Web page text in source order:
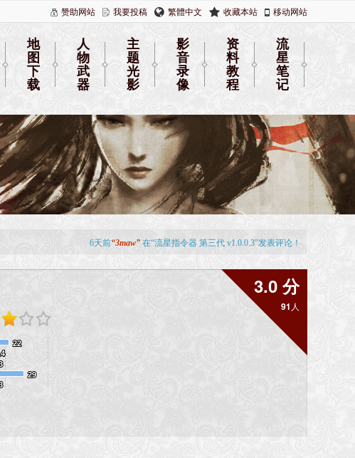
赞助网站 我要投稿 繁體中文 收藏本站 移动网站
地
图
下
载
人
物
武
器
主
题
光
影
影
音
录
像
资
料
教
程
流
星
笔
记
3.0 分
91 人
22
22
29
29